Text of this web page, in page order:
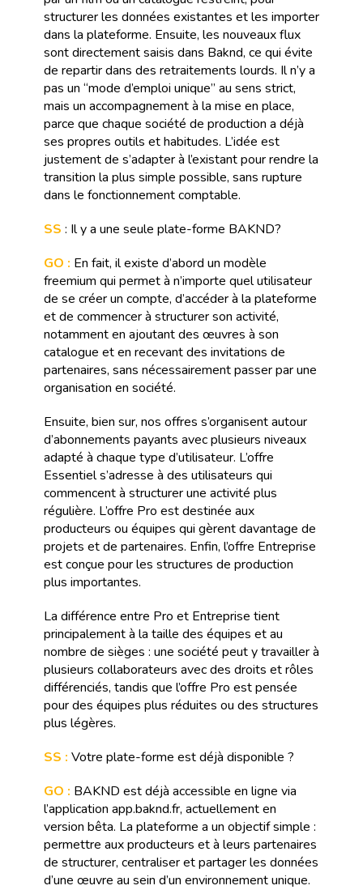
structurer les données existantes et les importer
dans la plateforme. Ensuite, les nouveaux flux
sont directement saisis dans Baknd, ce qui évite
de repartir dans des retraitements lourds. Il n’y a
pas un “mode d’emploi unique” au sens strict,
mais un accompagnement à la mise en place,
parce que chaque société de production a déjà
ses propres outils et habitudes. L’idée est
justement de s’adapter à l’existant pour rendre la
transition la plus simple possible, sans rupture
dans le fonctionnement comptable.
SS : Il y a une seule plate-forme BAKND?
GO : En fait, il existe d’abord un modèle
freemium qui permet à n’importe quel utilisateur
de se créer un compte, d’accéder à la plateforme
et de commencer à structurer son activité,
notamment en ajoutant des œuvres à son
catalogue et en recevant des invitations de
partenaires, sans nécessairement passer par une
organisation en société.
Ensuite, bien sur, nos offres s’organisent autour
d’abonnements payants avec plusieurs niveaux
adapté à chaque type d’utilisateur. L’offre
Essentiel s’adresse à des utilisateurs qui
commencent à structurer une activité plus
régulière. L’offre Pro est destinée aux
producteurs ou équipes qui gèrent davantage de
projets et de partenaires. Enfin, l’offre Entreprise
est conçue pour les structures de production
plus importantes.
La différence entre Pro et Entreprise tient
principalement à la taille des équipes et au
nombre de sièges : une société peut y travailler à
plusieurs collaborateurs avec des droits et rôles
différenciés, tandis que l’offre Pro est pensée
pour des équipes plus réduites ou des structures
plus légères.
SS : Votre plate-forme est déjà disponible ?
GO : BAKND est déjà accessible en ligne via
l’application app.baknd.fr, actuellement en
version bêta. La plateforme a un objectif simple :
permettre aux producteurs et à leurs partenaires
de structurer, centraliser et partager les données
d’une œuvre au sein d’un environnement unique.